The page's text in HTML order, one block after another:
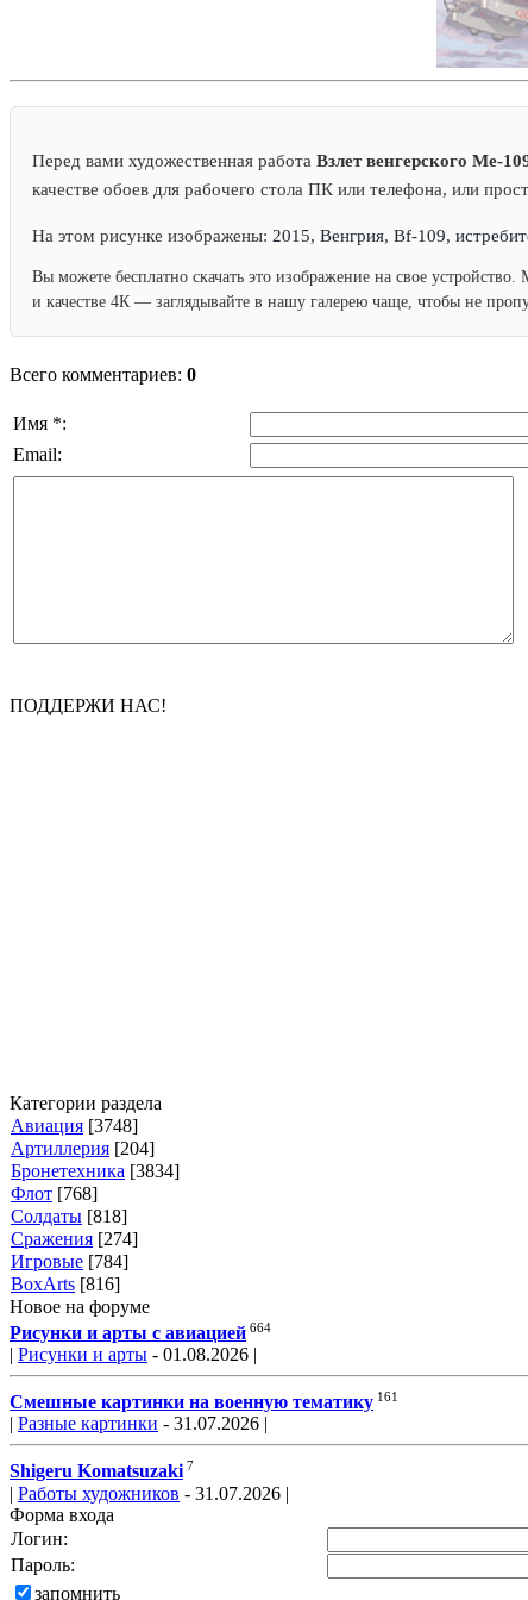
Перед вами художественная работа Взлет венгерского Ме-
качестве обоев для рабочего стола ПК или телефона, или
На этом рисунке изображены: 2015, Венгрия, Bf-109,
Вы можете бесплатно скачать это изображение на свое
и качестве 4К — заглядывайте в нашу галерею чаще, чтобы не
Всего комментариев: 0
Имя *:
Email:
ПОДДЕРЖИ НАС!
Категории раздела
Авиация [3748]
Артиллерия [204]
Бронетехника [3834]
Флот [768]
Солдаты [818]
Сражения [274]
Игровые [784]
BoxArts [816]
Новое на форуме
Рисунки и арты с авиацией 664
| Рисунки и арты - 01.08.2026 |
Смешные картинки на военную тематику 161
| Разные картинки - 31.07.2026 |
Shigeru Komatsuzaki 7
| Работы художников - 31.07.2026 |
Форма входа
Логин:
Пароль:
запомнить